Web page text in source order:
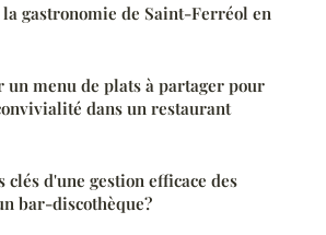
gastronomie de Saint-Ferréol en
un menu de plats à partager pour
dans un restaurant
clés d'une gestion efficace des
bar-discothèque?